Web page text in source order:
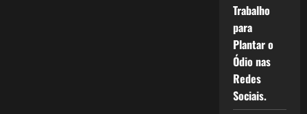
Trabalho
para
Plantar o
Ódio nas
Redes
Sociais.